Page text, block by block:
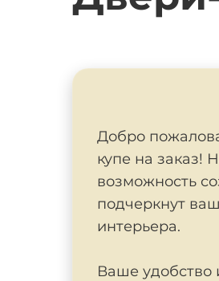
Добро
купе на заказ!
возможность
подчеркнут
интерьера.
Ваше